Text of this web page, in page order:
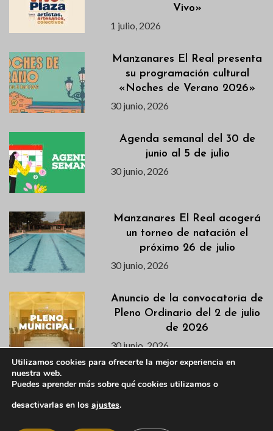
Vivo»
1 julio, 2026
Manzanares El Real presenta
su programación cultural
«Noches de Verano 2026»
30 junio, 2026
Agenda semanal del 30 de
junio al 5 de julio
30 junio, 2026
Manzanares El Real acogerá
un torneo de natación el
próximo 26 de julio
30 junio, 2026
Anuncio de la convocatoria de
Pleno Ordinario del 2 de julio
de 2026
30 junio, 2026
La concejalía de Deportes
Team presentan el Torneo 3×3
Utilizamos cookies para ofrecerte la mejor experiencia en
nuestra web.
Puedes aprender más sobre qué cookies utilizamos o
desactivarlas en los ajustes.